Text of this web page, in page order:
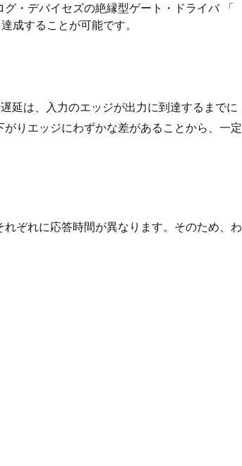
・デバイセズの絶縁型ゲート・ドライバ 「
成することが可能です。
延は、入力のエッジが出力に到達するまでに
りエッジにわずかな差があることから、一定
ぞれに応答時間が異なります。そのため、わ